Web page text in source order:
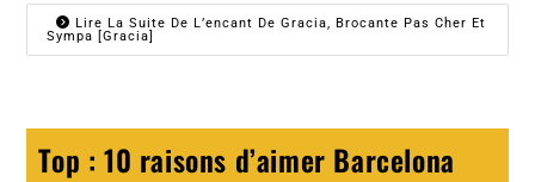
Lire La Suite De L’encant De Gracia, Brocante Pas Cher Et
Sympa [Gracia]
Top : 10 raisons d’aimer Barcelona